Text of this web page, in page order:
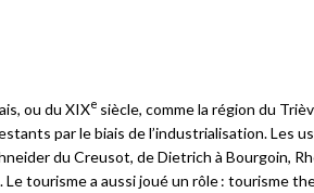
ou du XIXe siècle, comme la région du
par le biais de l’industrialisation. Les
du Creusot, de Dietrich à Bourgoin,
tourisme a aussi joué un rôle : tourisme